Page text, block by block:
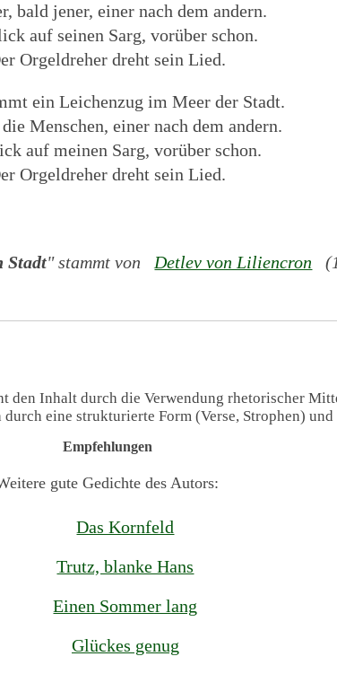
bald jener, einer nach dem andern.
auf seinen Sarg, vorüber schon.
Orgeldreher dreht sein Lied.
ein Leichenzug im Meer der Stadt.
Menschen, einer nach dem andern.
auf meinen Sarg, vorüber schon.
Orgeldreher dreht sein Lied.
Stadt" stammt von Detlev von Liliencron
den Inhalt durch die Verwendung rhetorischer
eine strukturierte Form (Verse, Strophen)
Empfehlungen
gute Gedichte des Autors:
Das Kornfeld
Trutz, blanke Hans
Einen Sommer lang
Glückes genug